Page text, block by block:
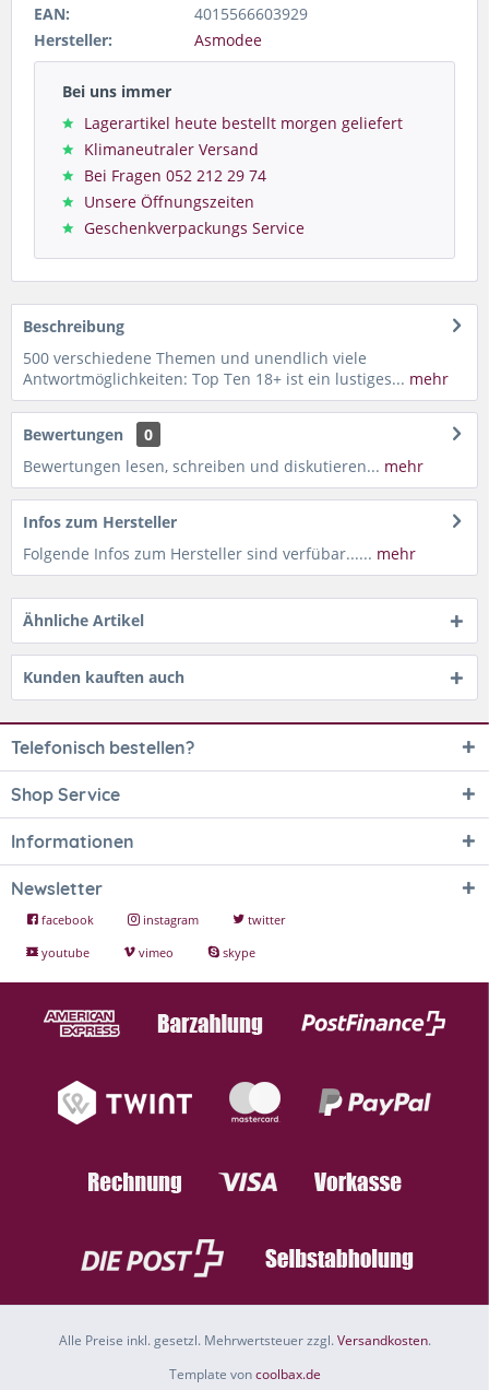
EAN:
4015566603929
Hersteller:
Asmodee
Bei uns immer
Lagerartikel heute bestellt morgen geliefert
Klimaneutraler Versand
Bei Fragen 052 212 29 74
Unsere Öffnungszeiten
Geschenkverpackungs Service
Beschreibung
500 verschiedene Themen und unendlich viele
Antwortmöglichkeiten: Top Ten 18+ ist ein lustiges... mehr
Bewertungen
0
Bewertungen lesen, schreiben und diskutieren... mehr
Infos zum Hersteller
Folgende Infos zum Hersteller sind verfübar...... mehr
Ähnliche Artikel
Kunden kauften auch
Telefonisch bestellen?
Shop Service
Informationen
Newsletter
facebook instagram
twitter
youtube
vimeo skype
Alle Preise inkl. gesetzl. Mehrwertsteuer zzgl.Versandkosten.
Template voncoolbax.de